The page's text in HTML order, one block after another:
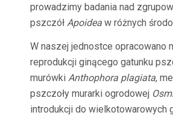
prowadzimy badania nad
pszczół Apoidea w różnych
W naszej jednostce opracowano
reprodukcji ginącego gatunku
murówki Anthophora plagiata,
pszczoły murarki ogrodowej
introdukcji do wielkotowarowych